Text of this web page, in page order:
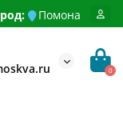
Помона
0